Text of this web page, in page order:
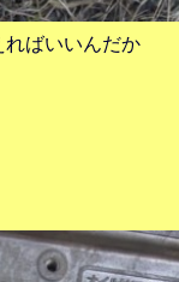
ればいいんだか